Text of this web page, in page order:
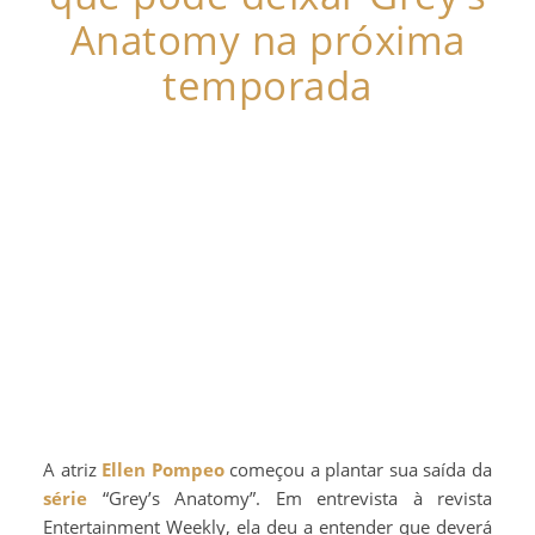
Anatomy na próxima
temporada
A atriz Ellen Pompeocomeçou a plantar sua saída da
série “Grey’s Anatomy”. Em entrevista à revista
Entertainment Weekly, ela deu a entender que deverá